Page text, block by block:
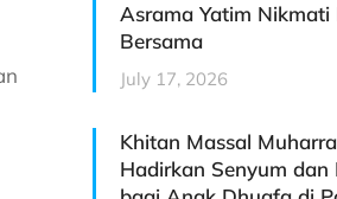
Asrama Yatim
Bersama
July 17, 2026
Khitan Massal
Hadirkan Senyum dan